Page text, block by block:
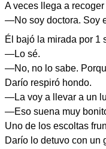
A veces llega a
—No soy doctora. Soy
Él bajó la mirada por 1
—Lo sé.
—No, no lo sabe.
Darío respiró hondo.
—La voy a llevar a un
—Eso suena muy
Uno de los escoltas
Darío lo detuvo con un